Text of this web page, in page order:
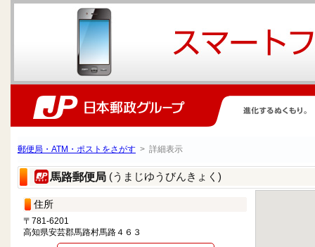
郵便局・ATM・ポストをさがす > 詳細表示
馬路郵便局 (うまじゆうびんきょく)
住所
〒781-6201
高知県安芸郡馬路村馬路４６３